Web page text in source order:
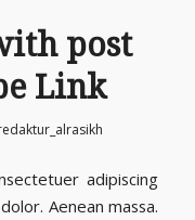
post
Link
adipiscing
Aenean massa.